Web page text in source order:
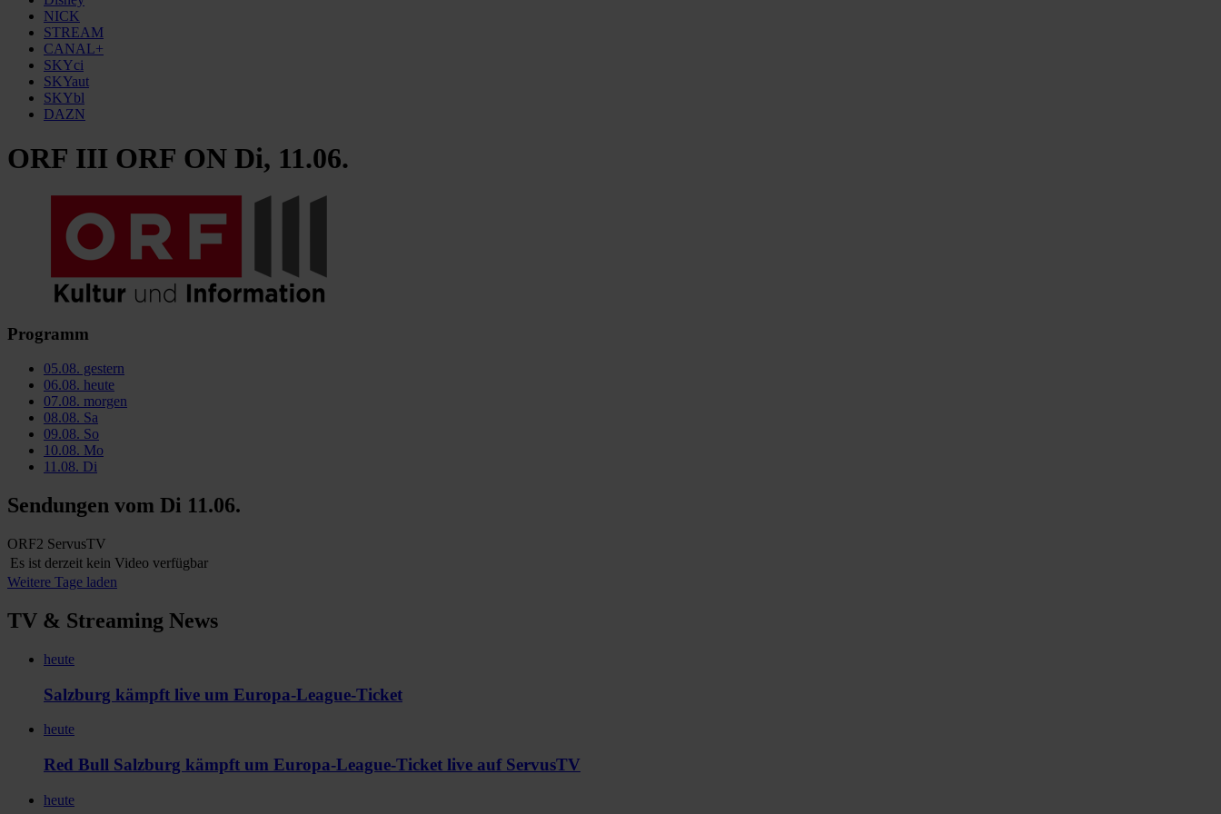
NICK
STREAM
CANAL+
SKYci
SKYaut
SKYbl
DAZN
ORF III ORF ON Di, 11.06.
Programm
05.08. gestern
06.08. heute
07.08. morgen
08.08. Sa
09.08. So
10.08. Mo
11.08. Di
Sendungen vom Di 11.06.
ORF2 ServusTV
Es ist derzeit kein Video verfügbar
Weitere Tage laden
TV & Streaming News
heute
Salzburg kämpft live um Europa-League-Ticket
heute
Red Bull Salzburg kämpft um Europa-League-Ticket live auf ServusTV
heute